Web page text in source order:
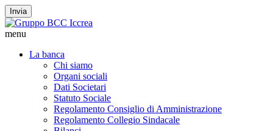
Invia
menu
La banca
Chi siamo
Organi sociali
Dati Societari
Statuto Sociale
Regolamento Consiglio di Amministrazione
Regolamento Collegio Sindacale